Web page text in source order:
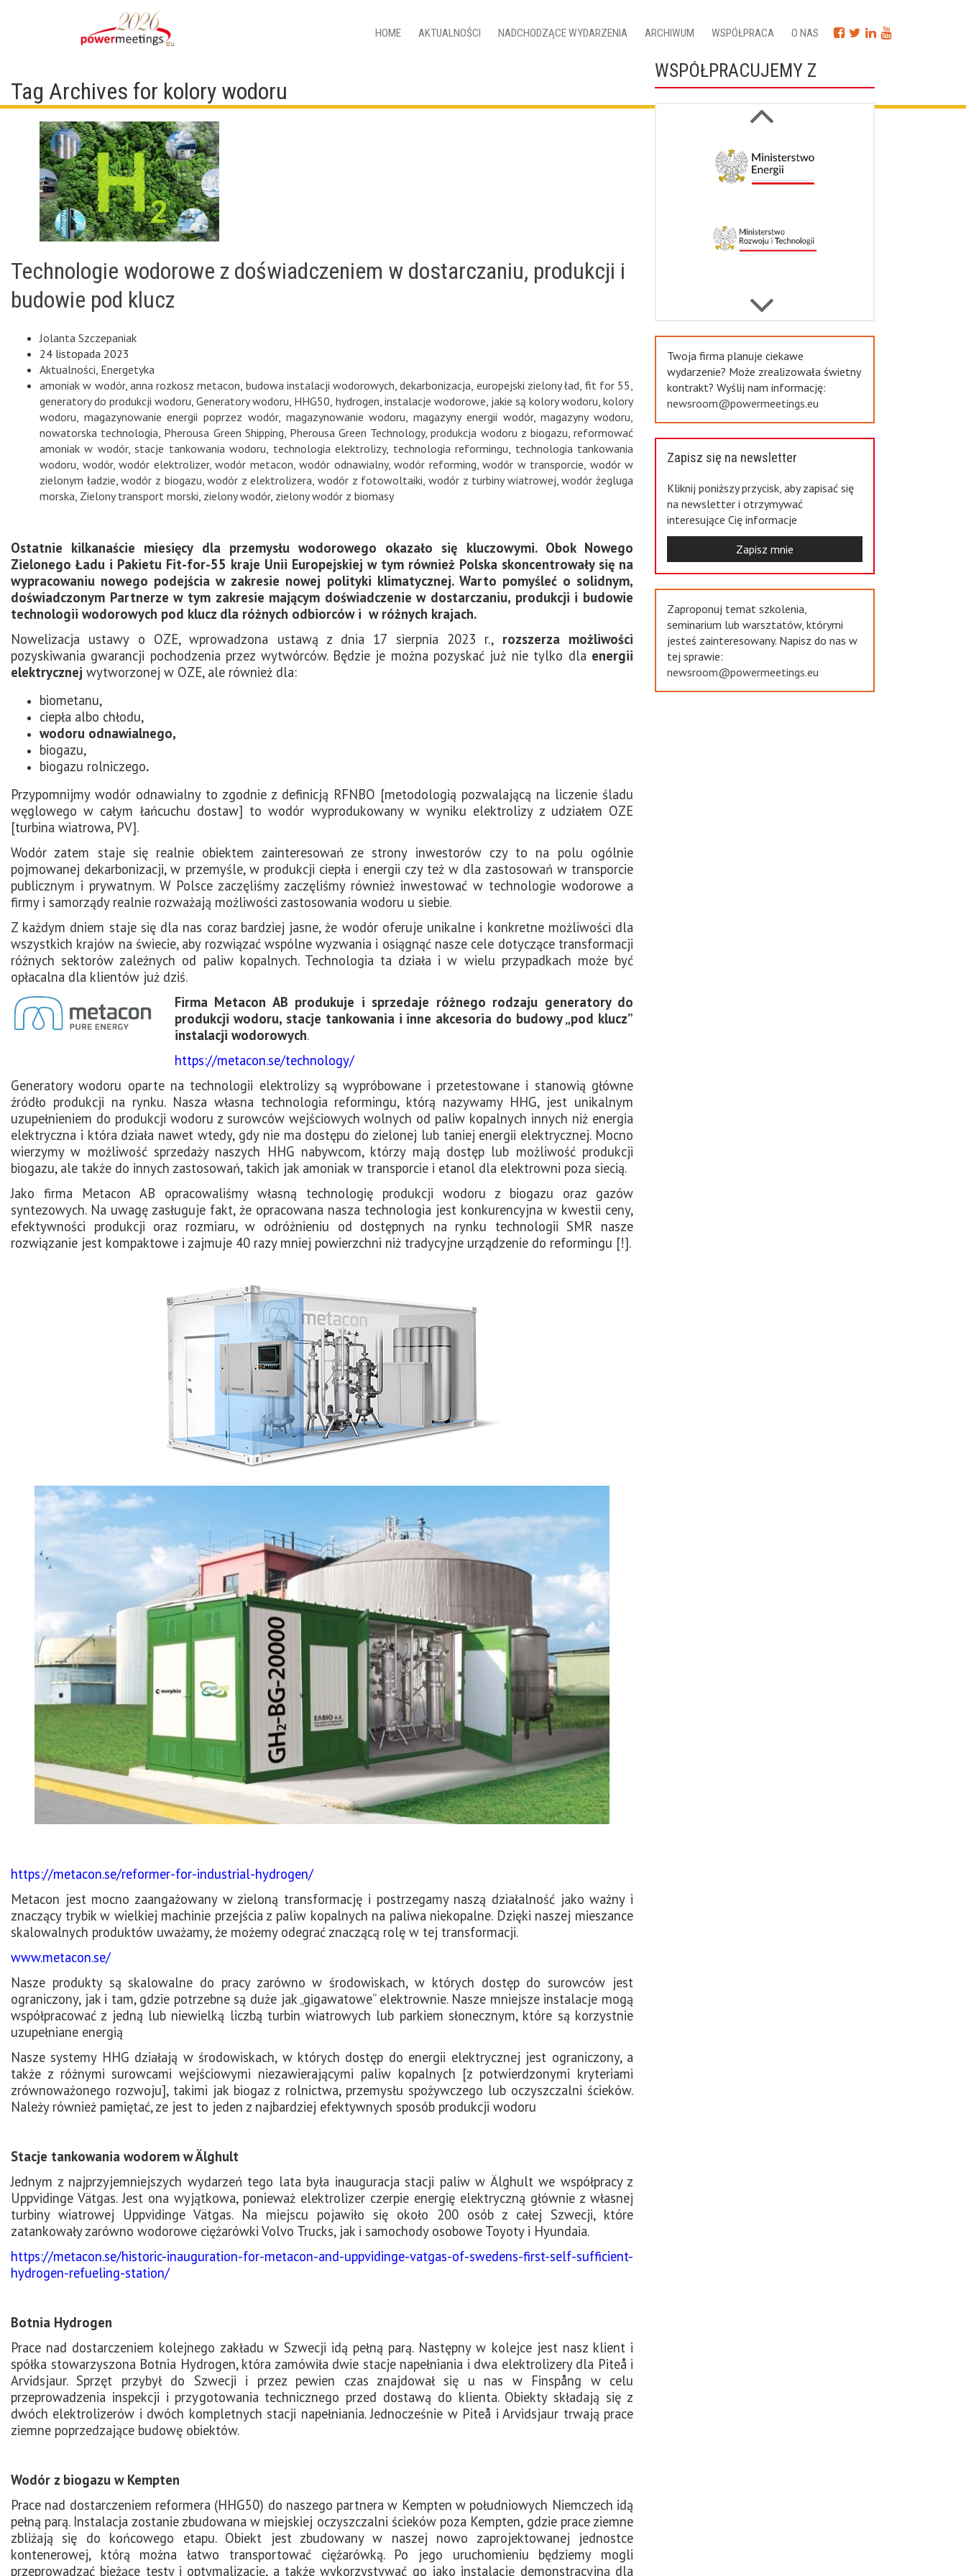
HOME AKTUALNOŚCI NADCHODZĄCE WYDARZENIA ARCHIWUM WSPÓŁPRACA O NAS
Tag Archives for kolory wodoru
Technologie wodorowe z doświadczeniem w dostarczaniu, produkcji i
budowie pod klucz
Jolanta Szczepaniak
24 listopada 2023
Aktualności Energetyka
amoniak w wodór, anna rozkosz metacon budowa instalacji wodorowych ,dekarbonizacja europejski zielony ład fit for 55
generatory do produkcji wodoru ,Generatory wodoru HHG50 hydrogen instalacje wodorowe jakie są kolory wodoru ,kolory
wodoru magazynowanie energii poprzez wodór, magazynowanie wodoru ,magazyny energii wodór,magazyny wodoru
nowatorska technologia Pherousa Green Shipping Pherousa Green Technology,produkcja wodoru z biogazu ,reformować
amoniak w wodór,stacje tankowania wodoru technologia elektrolizy, technologia reformingu technologia tankowania
wodoru wodór, wodór elektrolizer, wodór metacon wodór odnawialny, wodór reforming wodór w transporcie wodór w
zielonym ładzie ,wodór z biogazu ,wodór z elektrolizera wodór z fotowoltaiki wodór z turbiny wiatrowej ,wodór żegluga
morska Zielony transport morski zielony wodór, zielony wodór z biomasy
Ostatnie kilkanaście miesięcy dla przemysłu wodorowego okazało się kluczowymi. Obok Nowego
Zielonego Ładu i Pakietu Fit-for-55 kraje Unii Europejskiej w tym również Polska skoncentrowały się na
wypracowaniu nowego podejścia w zakresie nowej polityki klimatycznej. Warto pomyśleć o solidnym,
doświadczonym Partnerze w tym zakresie mającym doświadczenie w dostarczaniu, produkcji i budowie
technologii wodorowych pod klucz dla różnych odbiorców i w różnych krajach.
Nowelizacja ustawy o OZE, wprowadzona ustawą z dnia 17 sierpnia 2023 r., rozszerza możliwości
pozyskiwania gwarancji pochodzenia przez wytwórców. Będzie je można pozyskać już nie tylko dla energii
elektrycznej wytworzonej w OZE, ale również dla:
biometanu,
ciepła albo chłodu,
wodoru odnawialnego,
biogazu,
biogazu rolniczego.
Przypomnijmy wodór odnawialny to zgodnie z definicją RFNBO [metodologią pozwalającą na liczenie śladu
węglowego w całym łańcuchu dostaw] to wodór wyprodukowany w wyniku elektrolizy z udziałem OZE
[turbina wiatrowa, PV].
Wodór zatem staje się realnie obiektem zainteresowań ze strony inwestorów czy to na polu ogólnie
pojmowanej dekarbonizacji, w przemyśle, w produkcji ciepła i energii czy też w dla zastosowań w transporcie
publicznym i prywatnym. W Polsce zaczęliśmy zaczęliśmy również inwestować w technologie wodorowe a
firmy i samorządy realnie rozważają możliwości zastosowania wodoru u siebie.
Z każdym dniem staje się dla nas coraz bardziej jasne, że wodór oferuje unikalne i konkretne możliwości dla
wszystkich krajów na świecie, aby rozwiązać wspólne wyzwania i osiągnąć nasze cele dotyczące transformacji
różnych sektorów zależnych od paliw kopalnych. Technologia ta działa i w wielu przypadkach może być
opłacalna dla klientów już dziś.
Firma Metacon AB produkuje i sprzedaje różnego rodzaju generatory do
produkcji wodoru, stacje tankowania i inne akcesoria do budowy „pod klucz”
instalacji wodorowych.
https://metacon.se/technology/
Generatory wodoru oparte na technologii elektrolizy są wypróbowane i przetestowane i stanowią główne
źródło produkcji na rynku. Nasza własna technologia reformingu, którą nazywamy HHG, jest unikalnym
uzupełnieniem do produkcji wodoru z surowców wejściowych wolnych od paliw kopalnych innych niż energia
elektryczna i która działa nawet wtedy, gdy nie ma dostępu do zielonej lub taniej energii elektrycznej. Mocno
wierzymy w możliwość sprzedaży naszych HHG nabywcom, którzy mają dostęp lub możliwość produkcji
biogazu, ale także do innych zastosowań, takich jak amoniak w transporcie i etanol dla elektrowni poza siecią.
Jako firma Metacon AB opracowaliśmy własną technologię produkcji wodoru z biogazu oraz gazów
syntezowych. Na uwagę zasługuje fakt, że opracowana nasza technologia jest konkurencyjna w kwestii ceny,
efektywności produkcji oraz rozmiaru, w odróżnieniu od dostępnych na rynku technologii SMR nasze
rozwiązanie jest kompaktowe i zajmuje 40 razy mniej powierzchni niż tradycyjne urządzenie do reformingu [!].
https://metacon.se/reformer-for-industrial-hydrogen/
Metacon jest mocno zaangażowany w zieloną transformację i postrzegamy naszą działalność jako ważny i
znaczący trybik w wielkiej machinie przejścia z paliw kopalnych na paliwa niekopalne. Dzięki naszej mieszance
skalowalnych produktów uważamy, że możemy odegrać znaczącą rolę w tej transformacji.
www.metacon.se/
Nasze produkty są skalowalne do pracy zarówno w środowiskach, w których dostęp do surowców jest
ograniczony, jak i tam, gdzie potrzebne są duże jak „gigawatowe” elektrownie. Nasze mniejsze instalacje mogą
współpracować z jedną lub niewielką liczbą turbin wiatrowych lub parkiem słonecznym, które są korzystnie
uzupełniane energią
Nasze systemy HHG działają w środowiskach, w których dostęp do energii elektrycznej jest ograniczony, a
także z różnymi surowcami wejściowymi niezawierającymi paliw kopalnych [z potwierdzonymi kryteriami
zrównoważonego rozwoju], takimi jak biogaz z rolnictwa, przemysłu spożywczego lub oczyszczalni ścieków.
Należy również pamiętać, ze jest to jeden z najbardziej efektywnych sposób produkcji wodoru
Stacje tankowania wodorem w Älghult
Jednym z najprzyjemniejszych wydarzeń tego lata była inauguracja stacji paliw w Älghult we współpracy z
Uppvidinge Vätgas. Jest ona wyjątkowa, ponieważ elektrolizer czerpie energię elektryczną głównie z własnej
turbiny wiatrowej Uppvidinge Vätgas. Na miejscu pojawiło się około 200 osób z całej Szwecji, które
zatankowały zarówno wodorowe ciężarówki Volvo Trucks, jak i samochody osobowe Toyoty i Hyundaia.
https://metacon.se/historic-inauguration-for-metacon-and-uppvidinge-vatgas-of-swedens-first-self-sufficient-
hydrogen-refueling-station/
Botnia Hydrogen
Prace nad dostarczeniem kolejnego zakładu w Szwecji idą pełną parą. Następny w kolejce jest nasz klient i
spółka stowarzyszona Botnia Hydrogen, która zamówiła dwie stacje napełniania i dwa elektrolizery dla Piteå i
Arvidsjaur. Sprzęt przybył do Szwecji i przez pewien czas znajdował się u nas w Finspång w celu
przeprowadzenia inspekcji i przygotowania technicznego przed dostawą do klienta. Obiekty składają się z
dwóch elektrolizerów i dwóch kompletnych stacji napełniania. Jednocześnie w Piteå i Arvidsjaur trwają prace
ziemne poprzedzające budowę obiektów.
Wodór z biogazu w Kempten
Prace nad dostarczeniem reformera (HHG50) do naszego partnera w Kempten w południowych Niemczech idą
pełną parą. Instalacja zostanie zbudowana w miejskiej oczyszczalni ścieków poza Kempten, gdzie prace ziemne
zbliżają się do końcowego etapu. Obiekt jest zbudowany w naszej nowo zaprojektowanej jednostce
kontenerowej, którą można łatwo transportować ciężarówką. Po jego uruchomieniu będziemy mogli
przeprowadzać bieżące testy i optymalizację, a także wykorzystywać go jako instalację demonstracyjną dla
WSPÓŁPRACUJEMY Z
Twoja firma planuje ciekawe
wydarzenie? Może zrealizowała świetny
kontrakt? Wyślij nam informację:
newsroom@powermeetings.eu
Zapisz się na newsletter
Kliknij poniższy przycisk, aby zapisać się
na newsletter i otrzymywać
interesujące Cię informacje
Zapisz mnie
Zaproponuj temat szkolenia,
seminarium lub warsztatów, którymi
jesteś zainteresowany. Napisz do nas w
tej sprawie:
newsroom@powermeetings.eu